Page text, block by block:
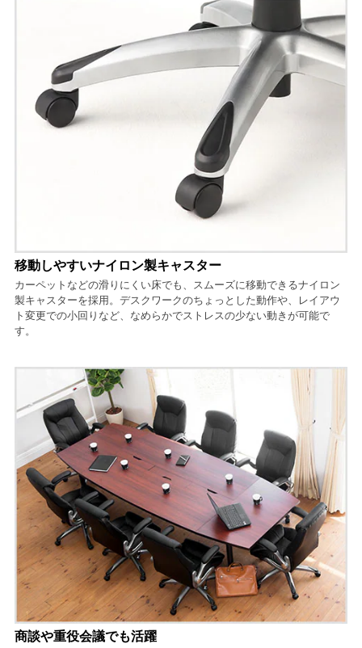
移動しやすいナイロン製キャスター
カーペットなどの滑りにくい床でも、スムーズに移動できるナイロン
製キャスターを採用。デスクワークのちょっとした動作や、レイアウ
ト変更での小回りなど、なめらかでストレスの少ない動きが可能で
す。
商談や重役会議でも活躍